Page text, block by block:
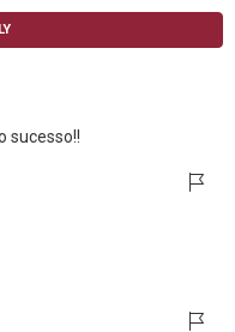
sucesso!!